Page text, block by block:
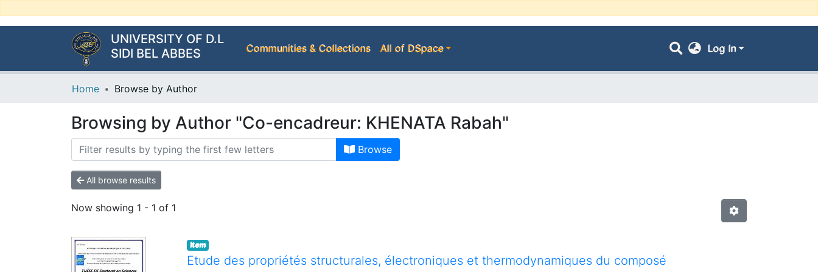
UNIVERSITY OF D.L
SIDI BEL ABBES
Communities & Collections All of DSpace Log In
Home Browse by Author
Browsing by Author "Co-encadreur: KHENATA Rabah"
Browse
All browse results
Now showing 1 - 1 of 1
Item
Etude des propriétés structurales, électroniques et thermodynamiques du composé